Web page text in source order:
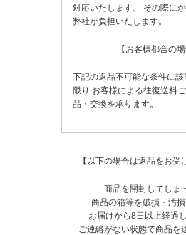
対応いたします。
その際に
弊社が負担いたします。
【お客様都合の場
下記の返品不可能な条件に
限り お客様による往復送料
品・交換を承ります。
【以下の場合は返品をお受
商品を開封してしま
商品の箱等を破損・汚
お届けから8日以上経過
ご連絡がない状態で商品を